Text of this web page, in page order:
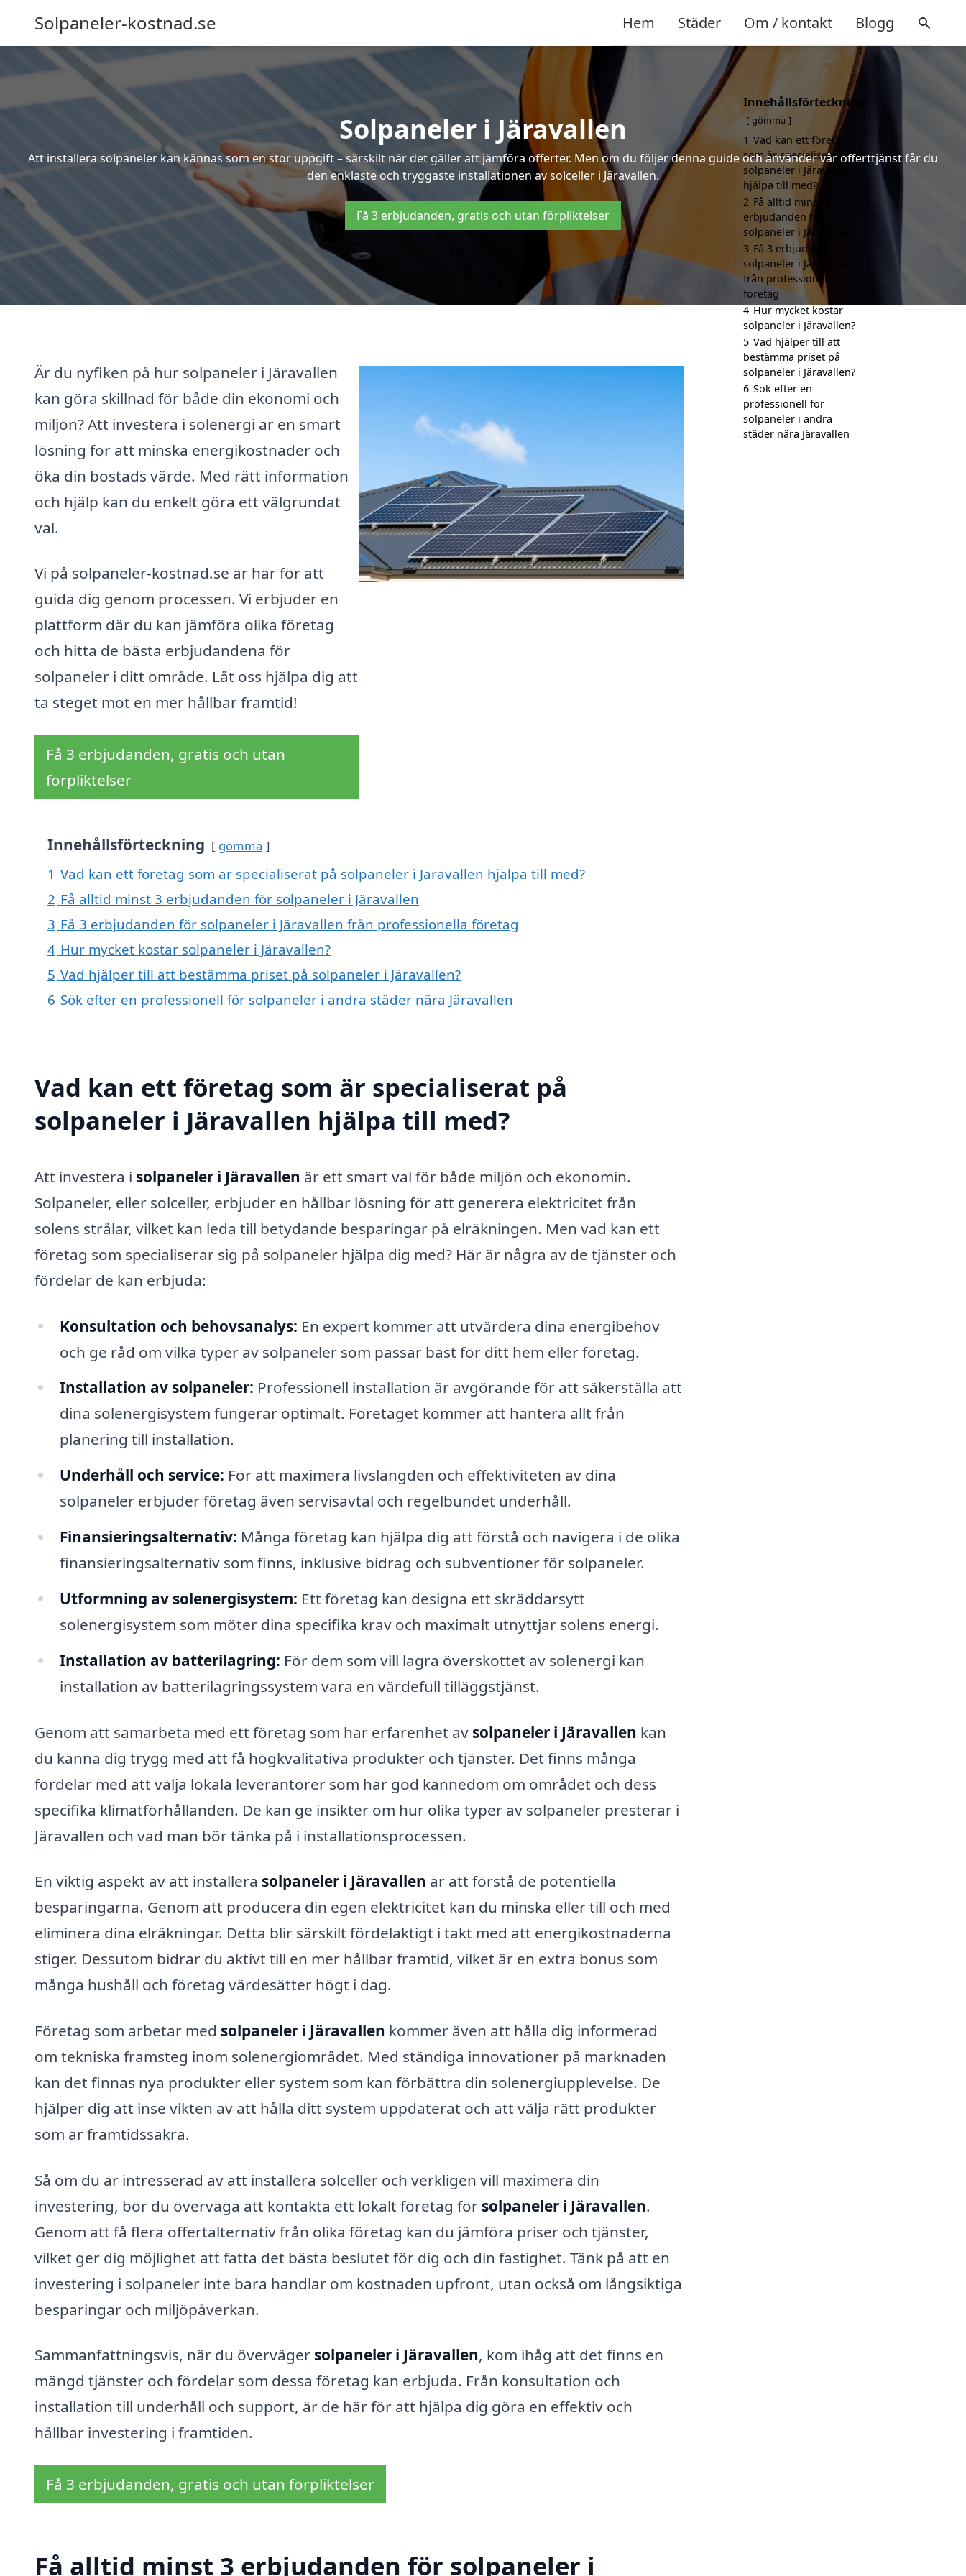
Solpaneler-kostnad.se Hem Städer Om / kontakt Blogg
Solpaneler i Järavallen
Att installera solpaneler kan kännas som en stor uppgift – särskilt när det gäller att jämföra offerter. Men om du följer denna guide och använder vår offerttjänst får du
den enklaste och tryggaste installationen av solceller i Järavallen.
Få 3 erbjudanden, gratis och utan förpliktelser
Är du nyfiken på hur solpaneler i Järavallen
kan göra skillnad för både din ekonomi och
miljön? Att investera i solenergi är en smart
lösning för att minska energikostnader och
öka din bostads värde. Med rätt information
och hjälp kan du enkelt göra ett välgrundat
val.
Vi på solpaneler-kostnad.se är här för att
guida dig genom processen. Vi erbjuder en
plattform där du kan jämföra olika företag
och hitta de bästa erbjudandena för
solpaneler i ditt område. Låt oss hjälpa dig att
ta steget mot en mer hållbar framtid!
Få 3 erbjudanden, gratis och utan
förpliktelser
Innehållsförteckning gömma
1 Vad kan ett företag som är specialiserat på solpaneler i Järavallen hjälpa till med?
2 Få alltid minst 3 erbjudanden för solpaneler i Järavallen
3 Få 3 erbjudanden för solpaneler i Järavallen från professionella företag
4 Hur mycket kostar solpaneler i Järavallen?
5 Vad hjälper till att bestämma priset på solpaneler i Järavallen?
6 Sök efter en professionell för solpaneler i andra städer nära Järavallen
Vad kan ett företag som är specialiserat på
solpaneler i Järavallen hjälpa till med?
Att investera i solpaneler i Järavallen är ett smart val för både miljön och ekonomin.
Solpaneler, eller solceller, erbjuder en hållbar lösning för att generera elektricitet från
solens strålar, vilket kan leda till betydande besparingar på elräkningen. Men vad kan ett
företag som specialiserar sig på solpaneler hjälpa dig med? Här är några av de tjänster och
fördelar de kan erbjuda:
Konsultation och behovsanalys: En expert kommer att utvärdera dina energibehov
och ge råd om vilka typer av solpaneler som passar bäst för ditt hem eller företag.
Installation av solpaneler: Professionell installation är avgörande för att säkerställa att
dina solenergisystem fungerar optimalt. Företaget kommer att hantera allt från
planering till installation.
Underhåll och service: För att maximera livslängden och effektiviteten av dina
solpaneler erbjuder företag även servisavtal och regelbundet underhåll.
Finansieringsalternativ: Många företag kan hjälpa dig att förstå och navigera i de olika
finansieringsalternativ som finns, inklusive bidrag och subventioner för solpaneler.
Utformning av solenergisystem: Ett företag kan designa ett skräddarsytt
solenergisystem som möter dina specifika krav och maximalt utnyttjar solens energi.
Installation av batterilagring: För dem som vill lagra överskottet av solenergi kan
installation av batterilagringssystem vara en värdefull tilläggstjänst.
Genom att samarbeta med ett företag som har erfarenhet av solpaneler i Järavallen kan
du känna dig trygg med att få högkvalitativa produkter och tjänster. Det finns många
fördelar med att välja lokala leverantörer som har god kännedom om området och dess
specifika klimatförhållanden. De kan ge insikter om hur olika typer av solpaneler presterar i
Järavallen och vad man bör tänka på i installationsprocessen.
En viktig aspekt av att installera solpaneler i Järavallen är att förstå de potentiella
besparingarna. Genom att producera din egen elektricitet kan du minska eller till och med
eliminera dina elräkningar. Detta blir särskilt fördelaktigt i takt med att energikostnaderna
stiger. Dessutom bidrar du aktivt till en mer hållbar framtid, vilket är en extra bonus som
många hushåll och företag värdesätter högt i dag.
Företag som arbetar med solpaneler i Järavallen kommer även att hålla dig informerad
om tekniska framsteg inom solenergiområdet. Med ständiga innovationer på marknaden
kan det finnas nya produkter eller system som kan förbättra din solenergiupplevelse. De
hjälper dig att inse vikten av att hålla ditt system uppdaterat och att välja rätt produkter
som är framtidssäkra.
Så om du är intresserad av att installera solceller och verkligen vill maximera din
investering, bör du överväga att kontakta ett lokalt företag för solpaneler i Järavallen.
Genom att få flera offertalternativ från olika företag kan du jämföra priser och tjänster,
vilket ger dig möjlighet att fatta det bästa beslutet för dig och din fastighet. Tänk på att en
investering i solpaneler inte bara handlar om kostnaden upfront, utan också om långsiktiga
besparingar och miljöpåverkan.
Sammanfattningsvis, när du överväger solpaneler i Järavallen, kom ihåg att det finns en
mängd tjänster och fördelar som dessa företag kan erbjuda. Från konsultation och
installation till underhåll och support, är de här för att hjälpa dig göra en effektiv och
hållbar investering i framtiden.
Få 3 erbjudanden, gratis och utan förpliktelser
Få alltid minst 3 erbjudanden för solpaneler i
Innehållsförteckning
gömma
1 Vad kan ett företag
som är specialiserat på
solpaneler i Järavallen
hjälpa till med?
2 Få alltid minst 3
erbjudanden för
solpaneler i Järavallen
3 Få 3 erbjudanden för
solpaneler i Järavallen
från professionella
företag
4 Hur mycket kostar
solpaneler i Järavallen?
5 Vad hjälper till att
bestämma priset på
solpaneler i Järavallen?
6 Sök efter en
professionell för
solpaneler i andra
städer nära Järavallen